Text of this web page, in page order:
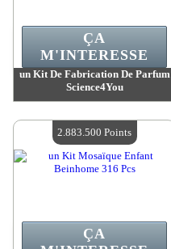
un Kit De Fabrication De Parfum
Science4You
Quantité Disponible :4
ÇA
M'INTERESSE
ÇA
2.883.500 Points